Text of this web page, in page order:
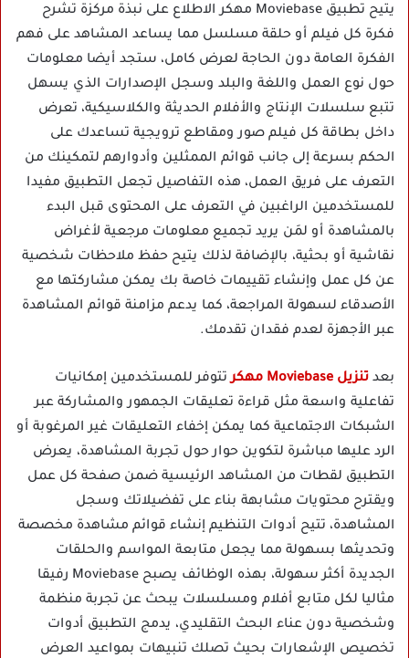
يتيح تطبيق Moviebase مهكر الاطلاع على نبذة مركزة تشرح
فكرة كل فيلم أو حلقة مسلسل مما يساعد المشاهد على فهم
الفكرة العامة دون الحاجة لعرض كامل، ستجد أيضا معلومات
حول نوع العمل واللغة والبلد وسجل الإصدارات الذي يسهل
تتبع سلسلات الإنتاج والأفلام الحديثة والكلاسيكية، تعرض
داخل بطاقة كل فيلم صور ومقاطع ترويجية تساعدك على
الحكم بسرعة إلى جانب قوائم الممثلين وأدوارهم لتمكينك من
التعرف على فريق العمل، هذه التفاصيل تجعل التطبيق مفيدا
للمستخدمين الراغبين في التعرف على المحتوى قبل البدء
بالمشاهدة أو لمَن يريد تجميع معلومات مرجعية لأغراض
نقاشية أو بحثية، بالإضافة لذلك يتيح حفظ ملاحظات شخصية
عن كل عمل وإنشاء تقييمات خاصة بك يمكن مشاركتها مع
الأصدقاء لسهولة المراجعة، كما يدعم مزامنة قوائم المشاهدة
عبر الأجهزة لعدم فقدان تقدمك.
بعد تنزيل Moviebase مهكر
تتوفر للمستخدمين إمكانيات
تفاعلية واسعة مثل قراءة تعليقات الجمهور والمشاركة عبر
الشبكات الاجتماعية كما يمكن إخفاء التعليقات غير المرغوبة أو
الرد عليها مباشرة لتكوين حوار حول تجربة المشاهدة، يعرض
التطبيق لقطات من المشاهد الرئيسية ضمن صفحة كل عمل
ويقترح محتويات مشابهة بناء على تفضيلاتك وسجل
المشاهدة، تتيح أدوات التنظيم إنشاء قوائم مشاهدة مخصصة
وتحديثها بسهولة مما يجعل متابعة المواسم والحلقات
الجديدة أكثر سهولة، بهذه الوظائف يصبح Moviebase رفيقا
مثاليا لكل متابع أفلام ومسلسلات يبحث عن تجربة منظمة
وشخصية دون عناء البحث التقليدي، يدمج التطبيق أدوات
تخصيص الإشعارات بحيث تصلك تنبيهات بمواعيد العرض